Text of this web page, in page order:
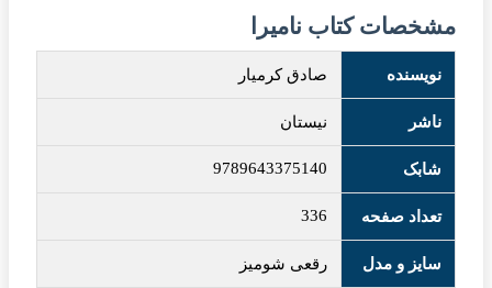
مشخصات کتاب نامیرا
نویسنده صادق کرمیار
ناشر نیستان
شابک 9789643375140
تعداد صفحه 336
سایز و مدل رقعی شومیز